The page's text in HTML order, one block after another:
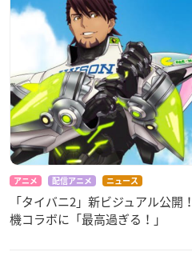
アニメ 配信アニメ ニュース
「タイバニ2」新ビジュアル公
機コラボに「最高過ぎる！」